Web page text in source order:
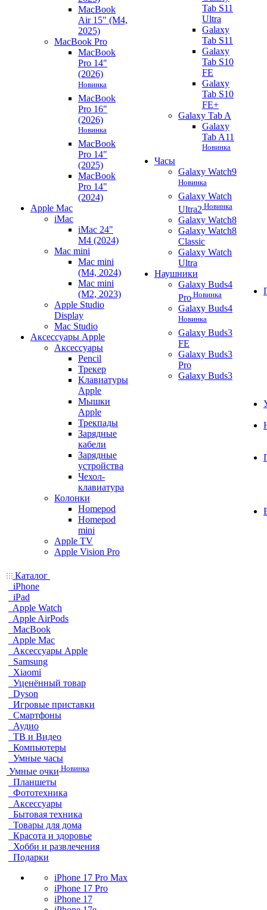
MacBook
Air 15" (M4,
2025)
MacBook Pro
MacBook
Pro 14"
(2026)
Новинка
MacBook
Pro 16"
(2026)
Новинка
MacBook
Pro 14"
(2025)
MacBook
Pro 14"
(2024)
Apple Mac
iMac
iMac 24"
M4 (2024)
Mac mini
Mac mini
(M4, 2024)
Mac mini
(M2, 2023)
Apple Studio
Display
Mac Studio
Аксессуары Apple
Аксессуары
Pencil
Трекер
Клавиатуры
Apple
Мышки
Apple
Трекпады
Зарядные
кабели
Зарядные
устройства
Чехол-
клавиатура
Колонки
Homepod
Homepod
mini
Apple TV
Apple Vision Pro
Tab S11
Ultra
Galaxy
Tab S11
Galaxy
Tab S10
FE
Galaxy
Tab S10
FE+
Galaxy Tab A
Galaxy
Tab A11
Новинка
Часы
Galaxy Watch9
Новинка
Galaxy Watch
Ultra2 Новинка
Galaxy Watch8
Galaxy Watch8
Classic
Galaxy Watch
Ultra
Наушники
Galaxy Buds4
Pro Новинка
Galaxy Buds4
Новинка
Galaxy Buds3
FE
Galaxy Buds3
Pro
Galaxy Buds3
Каталог
iPhone
iPad
Apple Watch
Apple AirPods
MacBook
Apple Mac
Аксессуары Apple
Samsung
Xiaomi
Уценённый товар
Dyson
Игровые приставки
Смартфоны
Аудио
ТВ и Видео
Компьютеры
Умные часы
Умные очки Новинка
Планшеты
Фототехника
Аксессуары
Бытовая техника
Товары для дома
Красота и здоровье
Хобби и развлечения
Подарки
iPhone 17 Pro Max
iPhone 17 Pro
iPhone 17